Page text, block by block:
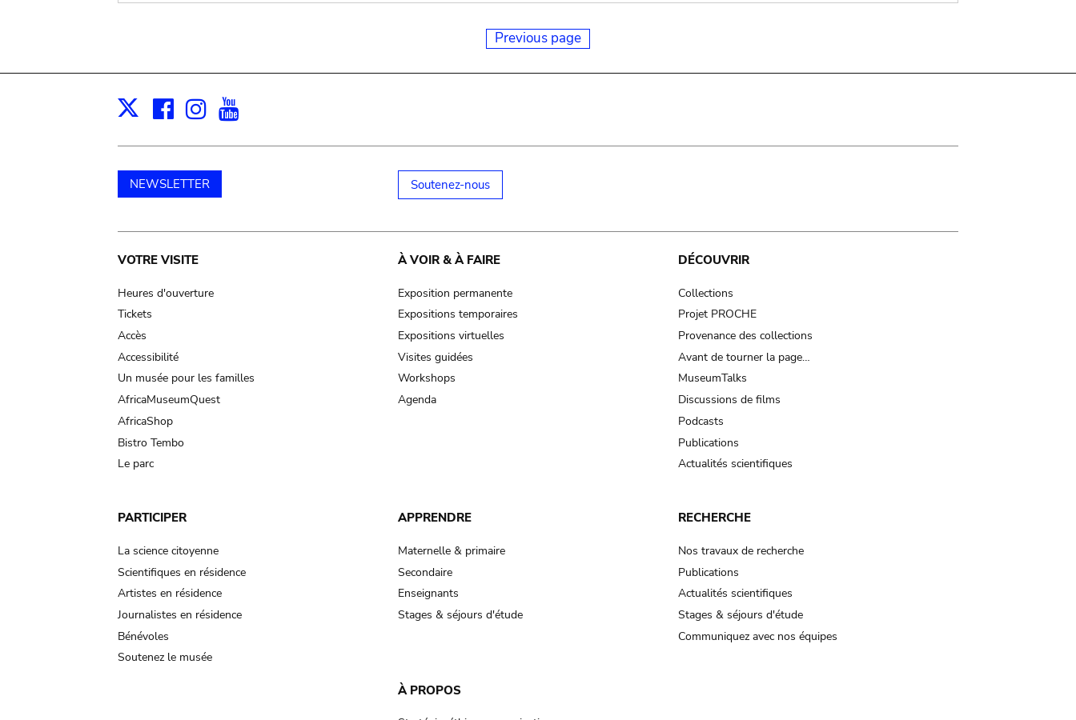
Previous page
X Facebook
Instagram
NEWSLETTER Soutenez-nous
Main
navigation
VOTRE VISITE
Heures d'ouverture
Tickets
Accès
Accessibilité
Un musée pour les familles
AfricaMuseumQuest
AfricaShop
Bistro Tembo
Le parc
À VOIR & À FAIRE
Exposition permanente
Expositions temporaires
Expositions virtuelles
Visites guidées
Workshops
Agenda
DÉCOUVRIR
Collections
Projet PROCHE
Provenance des collections
Avant de tourner la page…
MuseumTalks
Discussions de films
Podcasts
Publications
Actualités scientifiques
PARTICIPER
La science citoyenne
Scientifiques en résidence
Artistes en résidence
Journalistes en résidence
Bénévoles
Soutenez le musée
APPRENDRE
Maternelle & primaire
Secondaire
Enseignants
Stages & séjours d'étude
RECHERCHE
Nos travaux de recherche
Publications
Actualités scientifiques
Stages & séjours d'étude
Communiquez avec nos équipes
À PROPOS